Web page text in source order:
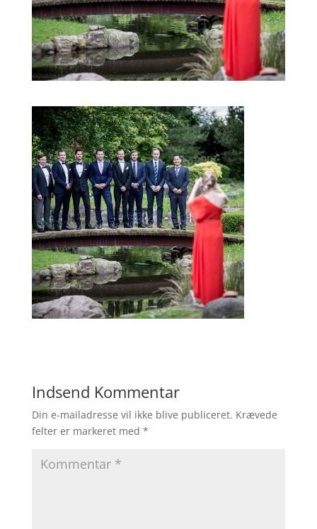
Indsend Kommentar
Din e-mailadresse vil ikke blive publiceret. Krævede
felter er markeret med *